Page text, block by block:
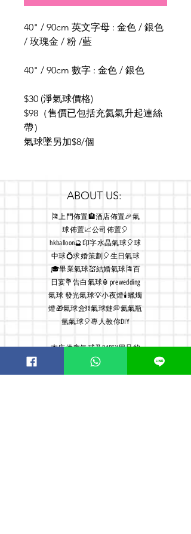
40" / 90cm 英文字母 : 金色 / 銀色
/ 玫瑰金 / 粉 /藍
40" / 90cm 數字 : 金色 / 銀色
$30 (淨氣球價格)
$98（售價已包括充氦氣升起連絲
帶）
氣球墜另加$8/個
ABOUT US:
🎏上門佈置🏨酒店佈置🎉氣
球佈置📈公司佈置🎈
hkballoon🔮印字水晶氣球🎈球
中球💍求婚策劃🎈生日氣球
🎓畢業氣球💒結婚氣球🎏百
日宴💐告白氣球🏮prewedding
氣球 發光氣球💡小夜燈🕯蠟燭
燈🎁氣球盒⛓氣球鏈💭氦氣瓶
氫氣球🎈專人教你DIY
本店供應氣球及PARTY用品的
小店, 除了敎授客人怎 DIY 一
個給另一半驚喜的難忘派對,